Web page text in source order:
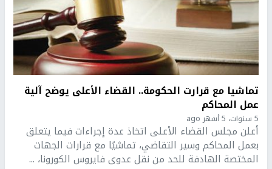
تماشيا مع قرارت الحكومة.. القضاء الأعلى يوضح آلية
عمل المحاكم
5 سنوات، 5 أشهر ago
أعلن مجلس القضاء الأعلى اتخاذ عدة إجراءات فيما يتعلق
بعمل المحاكم وسير التقاضي، تماشيًا مع قرارات الجهات
المختصة الهادفة للحد من نقل عدوى فايروس الكورونا، ...